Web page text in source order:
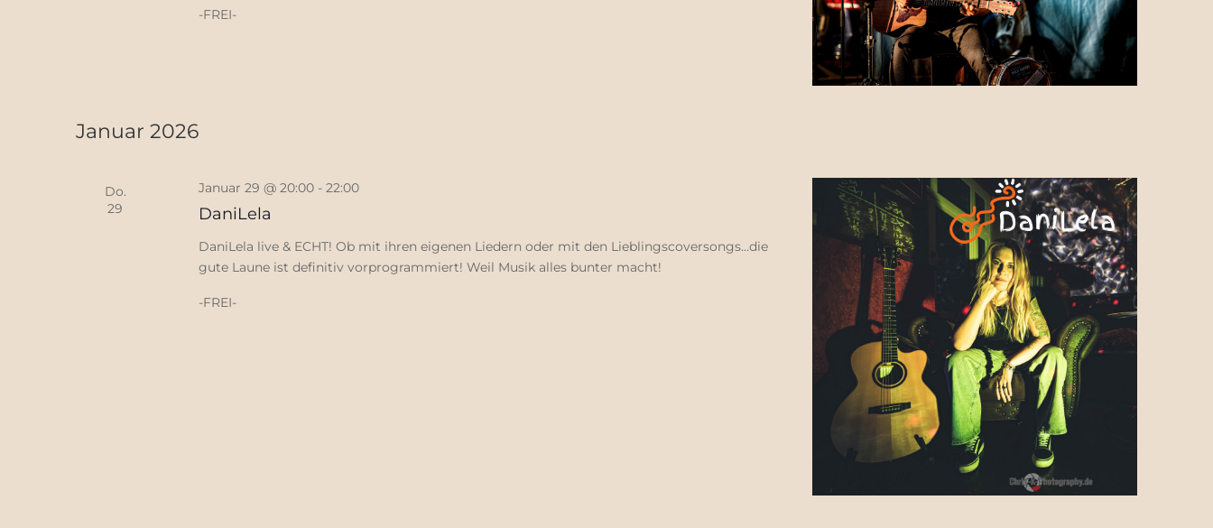
-FREI-
Januar 2026
Do.
29
DaniLela
Januar 29 @ 20:00- 22:00
DaniLela live & ECHT! Ob mit ihren eigenen Liedern oder mit den Lieblingscoversongs…die
gute Laune ist definitiv vorprogrammiert! Weil Musik alles bunter macht!
-FREI-